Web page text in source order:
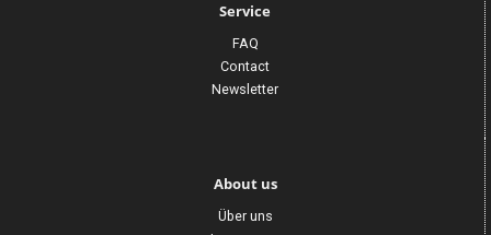
Service
FAQ
Contact
Newsletter
About us
Über uns